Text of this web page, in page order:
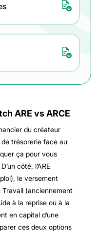
ARE vs ARCE
du créateur
de trésorerie face au
ça pour vous
côté, l’ARE
le versement
(anciennement
à la reprise ou à la
en capital d’une
ces deux options